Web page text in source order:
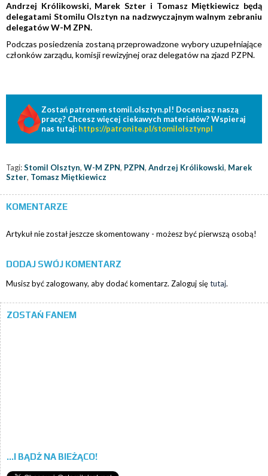
Andrzej Królikowski, Marek Szter i Tomasz Miętkiewicz będą
delegatami Stomilu Olsztyn na nadzwyczajnym walnym zebraniu
delegatów W-M ZPN.
Podczas posiedzenia zostaną przeprowadzone wybory uzupełniające
członków zarządu, komisji rewizyjnej oraz delegatów na zjazd PZPN.
Zostań patronem stomil.olsztyn.pl! Doceniasz naszą
pracę? Chcesz więcej ciekawych materiałów? Wspieraj
nas tutaj: https://patronite.pl/stomilolsztynpl
Tagi:Stomil Olsztyn, W-M ZPN, PZPN, Andrzej Królikowski, Marek
Szter, Tomasz Miętkiewicz
KOMENTARZE
Artykuł nie został jeszcze skomentowany - możesz być pierwszą osobą!
DODAJ SWÓJ KOMENTARZ
Musisz być zalogowany, aby dodać komentarz. Zaloguj siętutaj.
ZOSTAŃ FANEM
...I BĄDŹ NA BIEŻĄCO!